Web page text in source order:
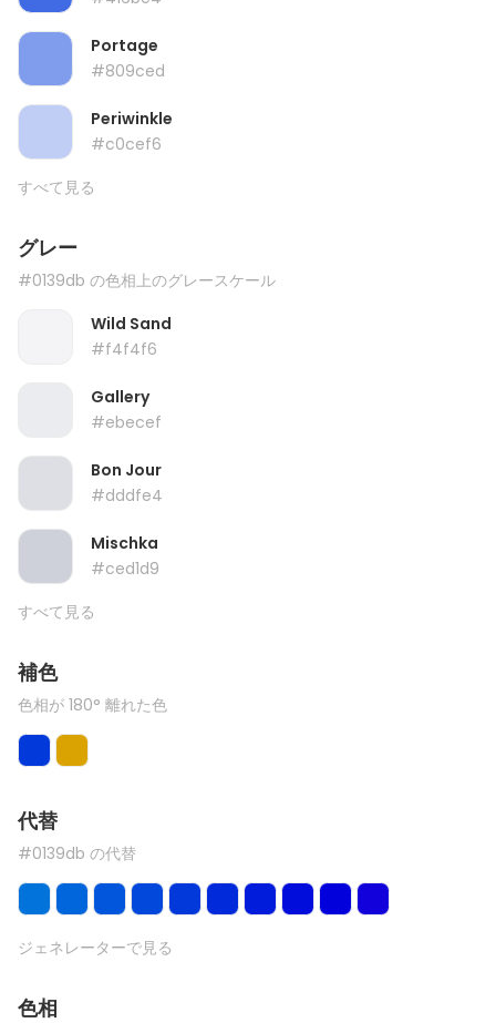
Portage
#809ced
Periwinkle
#c0cef6
すべて見る
グレー
#0139db の色相上のグレースケール
Wild Sand
#f4f4f6
Gallery
#ebecef
Bon Jour
#dddfe4
Mischka
#ced1d9
すべて見る
補色
色相が 180° 離れた色
代替
#0139db の代替
ジェネレーターで見る
色相